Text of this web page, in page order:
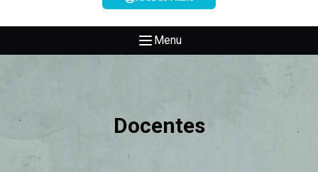
Menu
Docentes